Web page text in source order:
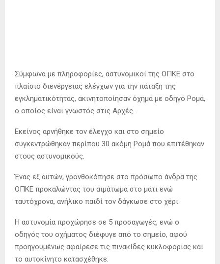
Σύμφωνα με πληροφορίες, αστυνομικοί της ΟΠΚΕ στο
πλαίσιο διενέργειας ελέγχων για την πάταξη της
εγκληματικότητας, ακινητοποίησαν όχημα με οδηγό Ρομά,
ο οποίος είναι γνωστός στις Αρχές.
Εκείνος αρνήθηκε τον έλεγχο και στο σημείο
συγκεντρώθηκαν περίπου 30 ακόμη Ρομά που επιτέθηκαν
στους αστυνομικούς.
Ένας εξ αυτών, γρονθοκόπησε στο πρόσωπο άνδρα της
ΟΠΚΕ προκαλώντας του αιμάτωμα στο μάτι ενώ
ταυτόχρονα, ανήλικο παιδί τον δάγκωσε στο χέρι.
Η αστυνομία προχώρησε σε 5 προσαγωγές, ενώ ο
οδηγός του οχήματος διέφυγε από το σημείο, αφού
προηγουμένως αφαίρεσε τις πινακίδες κυκλοφορίας και
το αυτοκίνητο κατασχέθηκε.